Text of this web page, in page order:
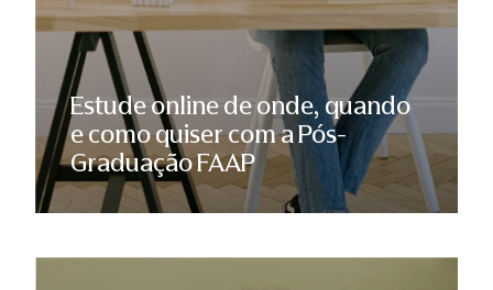
Estude online de onde, quando
e como quiser com a Pós-
Graduação FAAP